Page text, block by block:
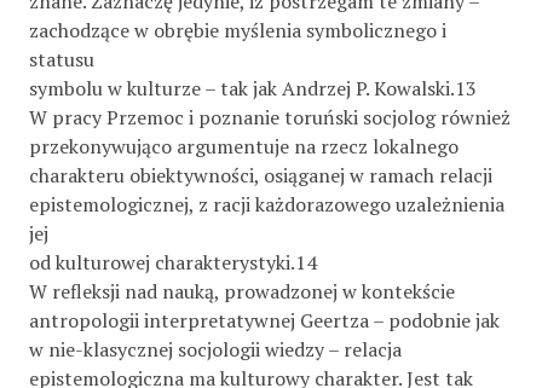
zachodzące w obrębie myślenia symbolicznego i
statusu
symbolu w kulturze – tak jak Andrzej P. Kowalski.13
W pracy Przemoc i poznanie toruński socjolog również
przekonywująco argumentuje na rzecz lokalnego
charakteru obiektywności, osiąganej w ramach relacji
epistemologicznej, z racji każdorazowego uzależnienia
jej
od kulturowej charakterystyki.14
W refleksji nad nauką, prowadzonej w kontekście
antropologii interpretatywnej Geertza – podobnie jak
w nie-klasycznej socjologii wiedzy – relacja
epistemologiczna ma kulturowy charakter. Jest tak